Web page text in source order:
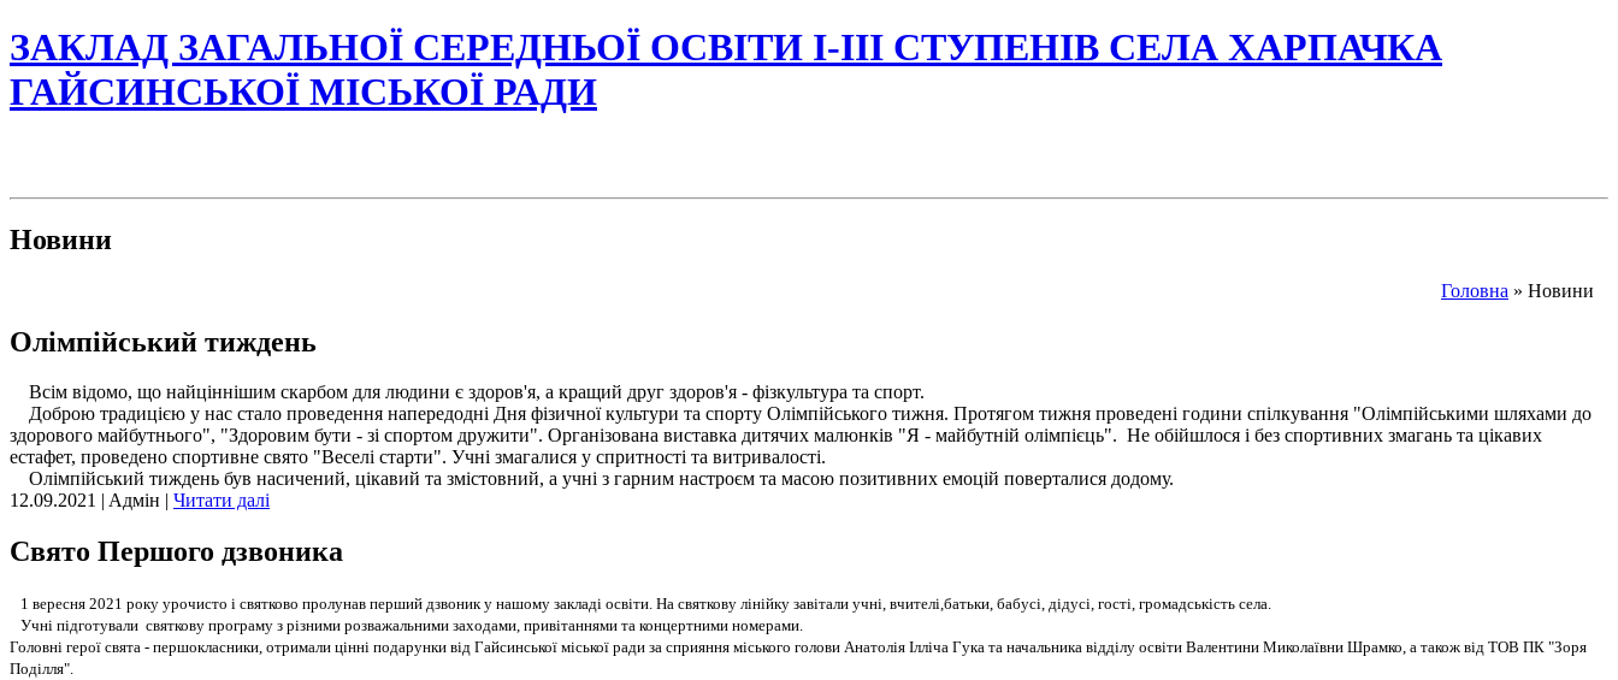
ЗАКЛАД ЗАГАЛЬНОЇ СЕРЕДНЬОЇ ОСВІТИ І-ІІІ СТУПЕНІВ СЕЛА ХАРПАЧКА
ГАЙСИНСЬКОЇ МІСЬКОЇ РАДИ
Новини
Головна » Новини
Олімпійський тиждень
Всім відомо, що найціннішим скарбом для людини є здоров'я, а кращий друг здоров'я - фізкультура та спорт.
Доброю традицією у нас стало проведення напередодні Дня фізичної культури та спорту Олімпійського тижня. Протягом тижня проведені години спілкування "Олімпійськими шляхами до
здорового майбутнього", "Здоровим бути - зі спортом дружити". Організована виставка дитячих малюнків "Я - майбутній олімпієць". Не обійшлося і без спортивних змагань та цікавих
естафет, проведено спортивне свято "Веселі старти". Учні змагалися у спритності та витривалості.
Олімпійський тиждень був насичений, цікавий та змістовний, а учні з гарним настроєм та масою позитивних емоцій поверталися додому.
12.09.2021 | Aдмін | Читати далі
Свято Першого дзвоника
1 вересня 2021 року урочисто і святково пролунав перший дзвоник у нашому закладі освіти. На святкову лінійку завітали учні, вчителі,батьки, бабусі, дідусі, гості, громадськість села.
Учні підготували святкову програму з різними розважальними заходами, привітаннями та концертними номерами.
Головні герої свята - першокласники, отримали цінні подарунки від Гайсинської міської ради за сприяння міського голови Анатолія Ілліча Гука та начальника відділу освіти Валентини Миколаївни Шрамко, а також від ТОВ ПК "Зоря
Поділля".